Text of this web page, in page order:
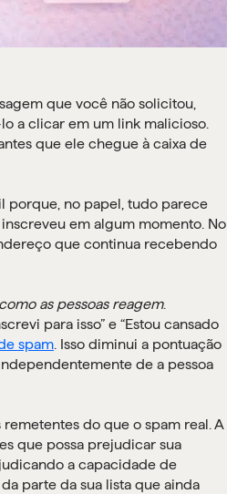
que você não solicitou,
a clicar em um link malicioso.
que ele chegue à caixa de
porque, no papel, tudo parece
em algum momento. No
que continua recebendo
as pessoas reagem.
para isso” e “Estou cansado
spam . Isso diminui a pontuação
de a pessoa
do que o spam real. A
que possa prejudicar sua
a capacidade de
parte da sua lista que ainda